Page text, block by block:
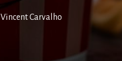
Vincent Carvalho